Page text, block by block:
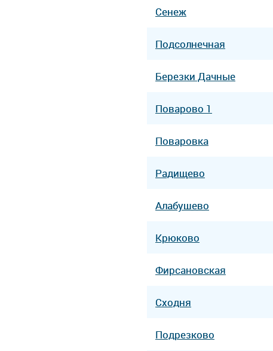
Сенеж
Подсолнечная
Березки Дачные
Поварово 1
Поваровка
Радищево
Алабушево
Крюково
Фирсановская
Сходня
Подрезково